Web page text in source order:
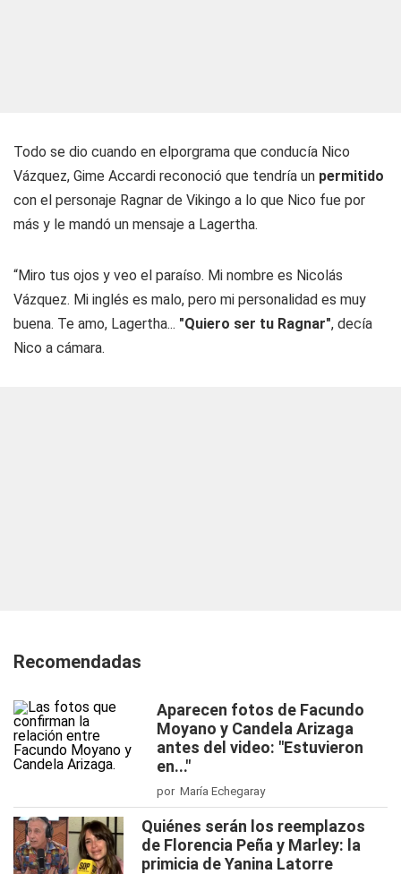
Todo se dio cuando en elporgrama que conducía Nico
Vázquez, Gime Accardi reconoció que tendría un permitido
con el personaje Ragnar de Vikingo a lo que Nico fue por
más y le mandó un mensaje a Lagertha.
“Miro tus ojos y veo el paraíso. Mi nombre es Nicolás
Vázquez. Mi inglés es malo, pero mi personalidad es muy
buena. Te amo, Lagertha... "Quiero ser tu Ragnar", decía
Nico a cámara.
Recomendadas
Aparecen fotos de Facundo
Moyano y Candela Arizaga
antes del video: "Estuvieron
en..."
por María Echegaray
Quiénes serán los reemplazos
de Florencia Peña y Marley: la
primicia de Yanina Latorre